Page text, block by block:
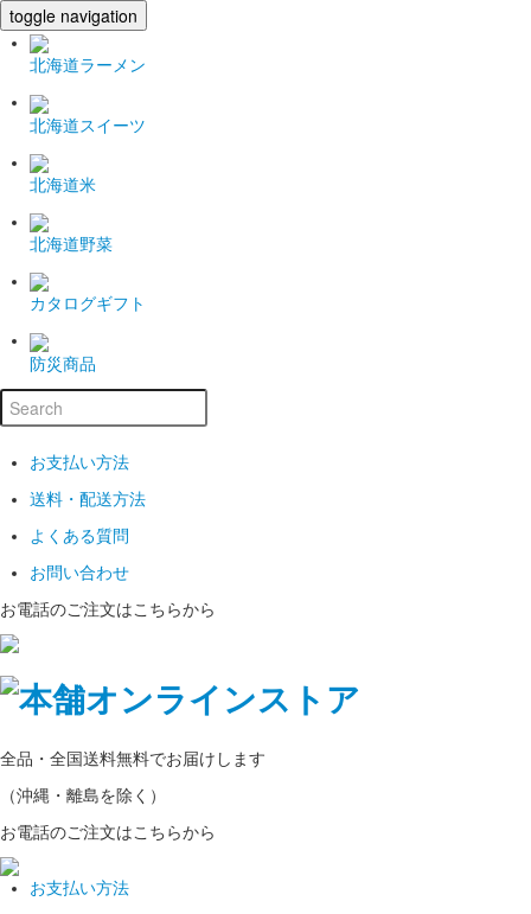
toggle navigation
北海道ラーメン
北海道スイーツ
北海道米
北海道野菜
カタログギフト
防災商品
お支払い方法
送料・配送方法
よくある質問
お問い合わせ
お電話のご注文はこちらから
全品・全国送料無料でお届けします
（沖縄・離島を除く）
お電話のご注文はこちらから
お支払い方法